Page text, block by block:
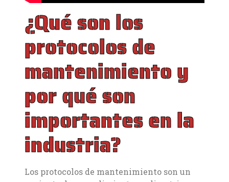
¿Qué son los
protocolos de
mantenimiento y
por qué son
importantes en la
industria?
Los protocolos de mantenimiento son un